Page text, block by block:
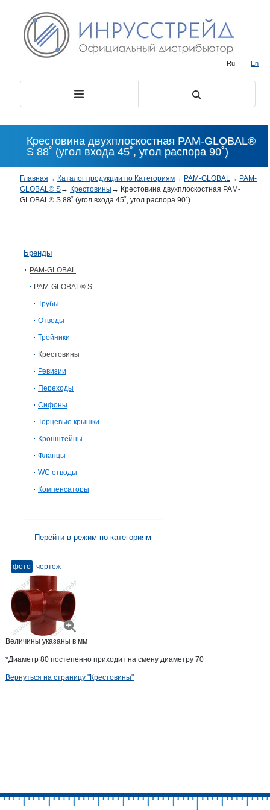
Ru | En
Крестовина двухплоскостная PAM-GLOBAL®
S 88˚ (угол входа 45˚, угол распора 90˚)
Главная → Каталог продукции по Категориям→ PAM-GLOBAL→ PAM-
GLOBAL® S→ Крестовины → Крестовина двухплоскостная PAM-
GLOBAL® S 88˚ (угол входа 45˚, угол распора 90˚)
Бренды
PAM-GLOBAL
PAM-GLOBAL® S
Трубы
Отводы
Тройники
Крестовины
Ревизии
Переходы
Сифоны
Торцевые крышки
Кронштейны
Фланцы
WC отводы
Компенсаторы
Перейти в режим по категориям
фото чертеж
Величины указаны в мм
*Диаметр 80 постепенно приходит на смену диаметру 70
Вернуться на страницу "Крестовины"